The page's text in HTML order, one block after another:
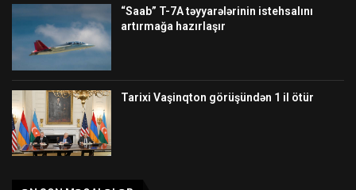
“Saab” T-7A təyyarələrinin istehsalını
artırmağa hazırlaşır
Tarixi Vaşinqton görüşündən 1 il ötür